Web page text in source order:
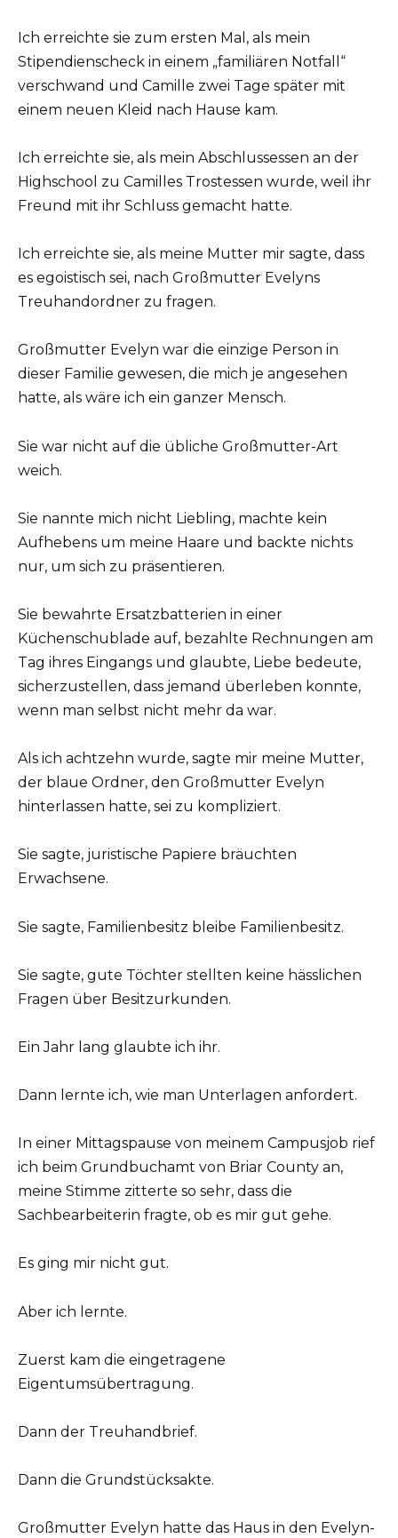
Ich erreichte sie zum ersten Mal, als mein
Stipendienscheck in einem „familiären Notfall“
verschwand und Camille zwei Tage später mit
einem neuen Kleid nach Hause kam.
Ich erreichte sie, als mein Abschlussessen an der
Highschool zu Camilles Trostessen wurde, weil ihr
Freund mit ihr Schluss gemacht hatte.
Ich erreichte sie, als meine Mutter mir sagte, dass
es egoistisch sei, nach Großmutter Evelyns
Treuhandordner zu fragen.
Großmutter Evelyn war die einzige Person in
dieser Familie gewesen, die mich je angesehen
hatte, als wäre ich ein ganzer Mensch.
Sie war nicht auf die übliche Großmutter-Art
weich.
Sie nannte mich nicht Liebling, machte kein
Aufhebens um meine Haare und backte nichts
nur, um sich zu präsentieren.
Sie bewahrte Ersatzbatterien in einer
Küchenschublade auf, bezahlte Rechnungen am
Tag ihres Eingangs und glaubte, Liebe bedeute,
sicherzustellen, dass jemand überleben konnte,
wenn man selbst nicht mehr da war.
Als ich achtzehn wurde, sagte mir meine Mutter,
der blaue Ordner, den Großmutter Evelyn
hinterlassen hatte, sei zu kompliziert.
Sie sagte, juristische Papiere bräuchten
Erwachsene.
Sie sagte, Familienbesitz bleibe Familienbesitz.
Sie sagte, gute Töchter stellten keine hässlichen
Fragen über Besitzurkunden.
Ein Jahr lang glaubte ich ihr.
Dann lernte ich, wie man Unterlagen anfordert.
In einer Mittagspause von meinem Campusjob rief
ich beim Grundbuchamt von Briar County an,
meine Stimme zitterte so sehr, dass die
Sachbearbeiterin fragte, ob es mir gut gehe.
Es ging mir nicht gut.
Aber ich lernte.
Zuerst kam die eingetragene
Eigentumsübertragung.
Dann der Treuhandbrief.
Dann die Grundstücksakte.
Großmutter Evelyn hatte das Haus in den Evelyn-